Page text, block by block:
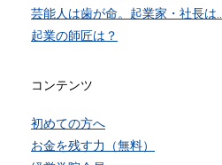
芸能人は歯が命。起業家・社長は
起業の師匠は？
コンテンツ
初めての方へ
お金を残す力（無料）